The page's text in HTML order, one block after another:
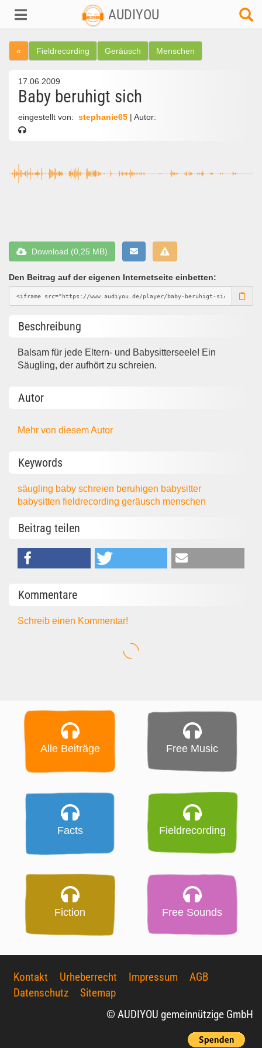
AUDIYOU
« Fieldrecording Geräusch Menschen
17.06.2009
Baby beruhigt sich
eingestellt von: stephanie65 | Autor:
Download (0,25 MB)
Den Beitrag auf der eigenen Internetseite einbetten:
Beschreibung
Balsam für jede Eltern- und Babysitterseele! Ein
Säugling, der aufhört zu schreien.
Autor
Mehr von diesem Autor
Keywords
säugling babyschreien beruhigen babysitter
babysittenfieldrecordinggeräusch menschen
Beitrag teilen
Kommentare
Schreib einen Kommentar!
Alle Beiträge Free Music
Facts Fieldrecording
Fiction Free Sounds
Kontakt Urheberrecht Impressum
AGB
Datenschutz
Sitemap
© AUDIYOU gemeinnützige GmbH